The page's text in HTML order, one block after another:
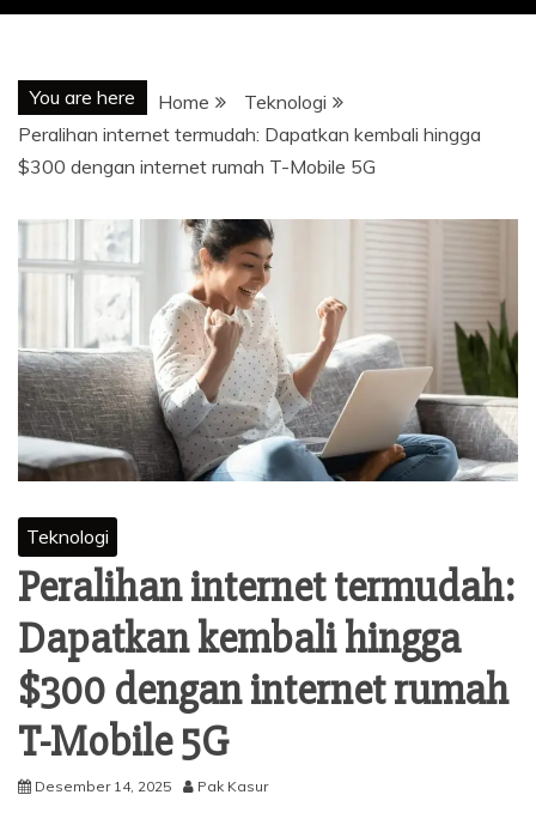
You are here Home
Teknologi
Peralihan internet termudah: Dapatkan kembali hingga
$300 dengan internet rumah T-Mobile 5G
Teknologi
Peralihan internet termudah:
Dapatkan kembali hingga
$300 dengan internet rumah
T-Mobile 5G
Desember 14, 2025 Pak Kasur